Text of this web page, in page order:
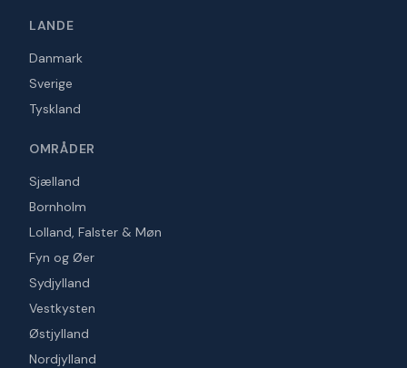
LANDE
Danmark
Sverige
Tyskland
OMRÅDER
Sjælland
Bornholm
Lolland, Falster & Møn
Fyn og Øer
Sydjylland
Vestkysten
Østjylland
Nordjylland